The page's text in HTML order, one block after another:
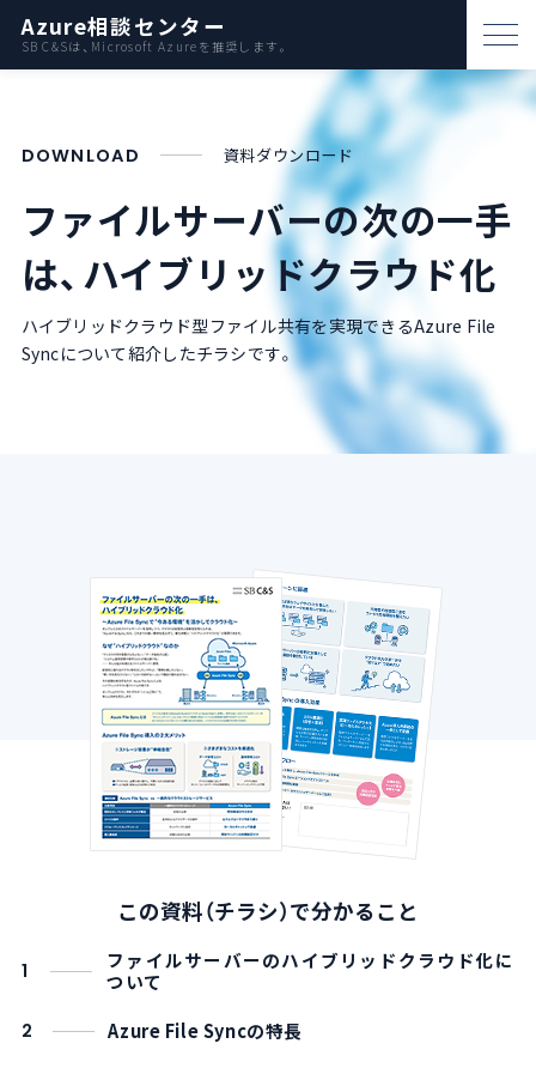
Azure相談センター
SB C&Sは、Microsoft Azureを推奨します。
パートナー支援
資料ダウンロード
お問い合わせ
Azureとは
AWS比較
ブログ
イベント・セミナー
よくある質問
DOWNLOAD 資料ダウンロード​
ファイルサーバーの次の一手
は、ハイブリッドクラウド化
ハイブリッドクラウド型ファイル共有を実現できるAzure File
Syncについて紹介したチラシです。
この資料（チラシ）で分かること
1
ファイルサーバーのハイブリッドクラウド化に
ついて
2 Azure File Syncの特長